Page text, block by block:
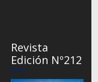
Revista
Edición Nº212